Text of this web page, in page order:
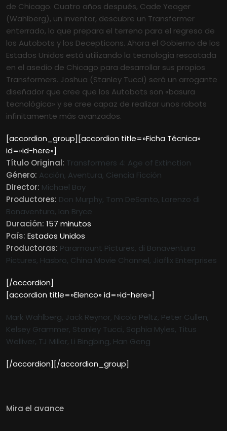
de Chicago. Cuatro años después, Cade Yeager
(Wahlberg), un inventor, descubre un Transformer
enterrado, lo que prepara el terreno para el regreso de
los Autobots y los Decepticons. Ahora el Gobierno de los
Estados Unidos está utilizando la tecnología rescatada
en el asedio de Chicago para desarrollar sus propios
Transformers. Joshua (Stanley Tucci) será un arrogante
diseñador que cree que los Autobots son «basura
tecnológica» y se cree capaz de realizar unos robots
infinitamente más avanzados.
[accordion_group][accordion title=»Ficha Técnica»
id=»id-here»]
Título Original: Transformers 4: Age of Extinction
Género: Acción, Aventura, Ciencia Ficción
Director: Michael Bay
Productores: Don Murphy, Tom DeSanto, Lorenzo di
Bonaventura, Ian Bryce
Duración: 157 minutos
País: Estados Unidos
Productoras: Paramount Pictures, di Bonaventura
Pictures, Hasbro, China Movie Channel, Jiaflix Enterprises
[/accordion]
[accordion title=»Elenco» id=»id-here»]
Mark Wahlberg, Jack Reynor, Nicola Peltz, Peter Cullen,
Kelsey Grammer, Stanley Tucci, Sophia Myles, Titus
Welliver, TJ Miller, Li Bingbing, Han Geng
[/accordion][/accordion_group]
Mira el avance